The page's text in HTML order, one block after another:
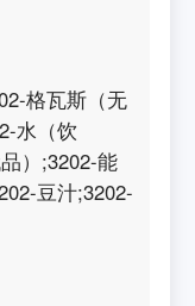
格瓦斯（无
水（饮
）;3202-能
豆汁;3202-